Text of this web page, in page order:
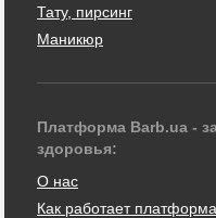
Тату, пирсинг
Маникюр
Платформа Barb.ua -
здоровья:
О нас
Как работает платформа